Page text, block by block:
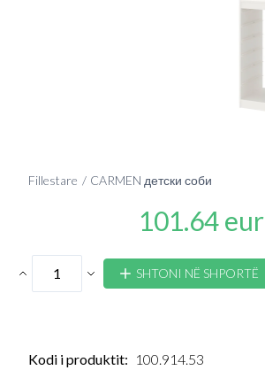
Fillestare CARMEN детски соби
101.64 eur
SHTONI NË SHPORTË
Kodi i produktit: 100.914.53